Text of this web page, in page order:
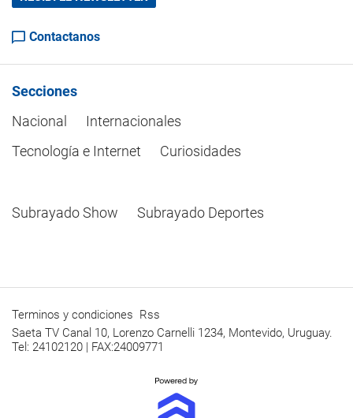
Contactanos
Secciones
Nacional
Internacionales
Tecnología e Internet
Curiosidades
Subrayado Show Subrayado Deportes
Terminos y condiciones Rss
Saeta TV Canal 10, Lorenzo Carnelli 1234, Montevido, Uruguay.
Tel: 24102120 | FAX:24009771